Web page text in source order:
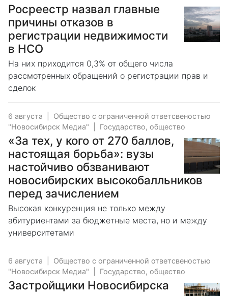
Росреестр назвал главные
причины отказов в
регистрации недвижимости
в НСО
На них приходится 0,3% от общего числа
рассмотренных обращений о регистрации прав и
сделок
6 августа
Общество с ограниченной ответсвеностью
"Новосибирск Медиа"
Государство, общество
«За тех, у кого от 270 баллов,
настоящая борьба»: вузы
настойчиво обзванивают
новосибирских высокобалльников
перед зачислением
Высокая конкуренция не только между
абитуриентами за бюджетные места, но и между
университетами
6 августа
Общество с ограниченной ответсвеностью
"Новосибирск Медиа"
Государство, общество
Застройщики Новосибирска